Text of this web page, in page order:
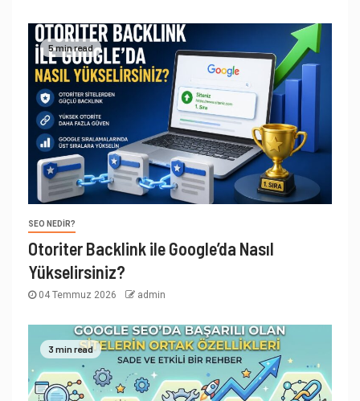
5 min read
SEO NEDIR?
Otoriter Backlink ile Google’da Nasıl
Yükselirsiniz?
04 Temmuz 2026 admin
3 min read